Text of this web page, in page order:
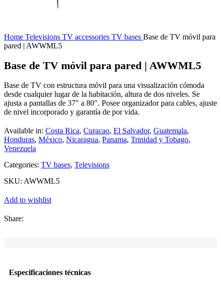
Home Televisions TV accessories TV bases Base de TV móvil para
pared | AWWML5
Base de TV móvil para pared | AWWML5
Base de TV con estructura móvil para una visualización cómoda
desde cualquier lugar de la habitación, altura de dos niveles. Se
ajusta a pantallas de 37″ a 80″. Posee organizador para cables, ajuste
de nivel incorporado y garantía de por vida.
Available in: Costa Rica, Curacao, El Salvador, Guatemala,
Honduras, México, Nicaragua, Panama, Trinidad y Tobago,
Venezuela
Categories: TV bases, Televisions
SKU: AWWML5
Add to wishlist
Share:
Especificaciones técnicas